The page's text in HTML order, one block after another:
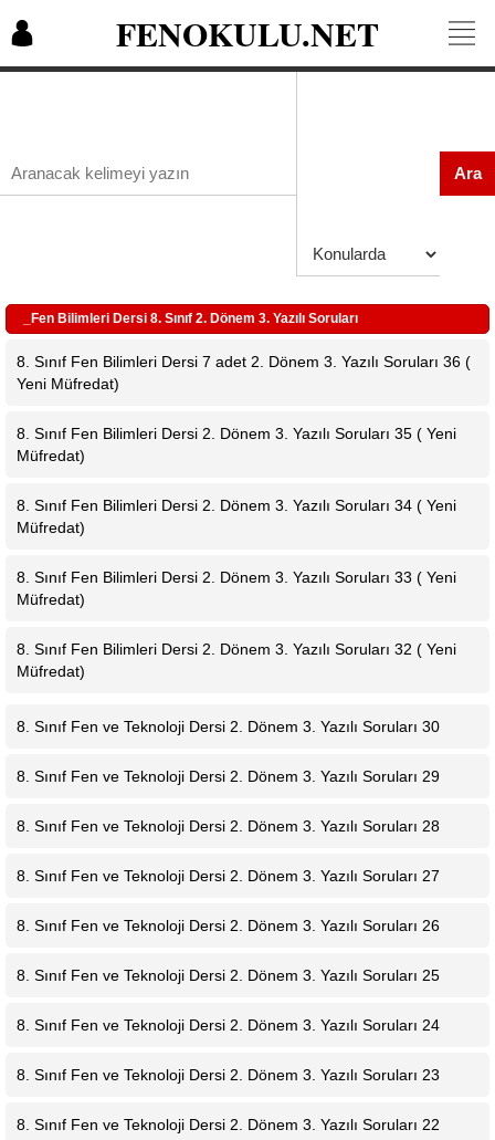
FENOKULU.NET
Ara
_Fen Bilimleri Dersi 8. Sınıf 2. Dönem 3. Yazılı Soruları
8. Sınıf Fen Bilimleri Dersi 7 adet 2. Dönem 3. Yazılı Soruları 36 (
Yeni Müfredat)
8. Sınıf Fen Bilimleri Dersi 2. Dönem 3. Yazılı Soruları 35 ( Yeni
Müfredat)
8. Sınıf Fen Bilimleri Dersi 2. Dönem 3. Yazılı Soruları 34 ( Yeni
Müfredat)
8. Sınıf Fen Bilimleri Dersi 2. Dönem 3. Yazılı Soruları 33 ( Yeni
Müfredat)
8. Sınıf Fen Bilimleri Dersi 2. Dönem 3. Yazılı Soruları 32 ( Yeni
Müfredat)
8. Sınıf Fen ve Teknoloji Dersi 2. Dönem 3. Yazılı Soruları 30
8. Sınıf Fen ve Teknoloji Dersi 2. Dönem 3. Yazılı Soruları 29
8. Sınıf Fen ve Teknoloji Dersi 2. Dönem 3. Yazılı Soruları 28
8. Sınıf Fen ve Teknoloji Dersi 2. Dönem 3. Yazılı Soruları 27
8. Sınıf Fen ve Teknoloji Dersi 2. Dönem 3. Yazılı Soruları 26
8. Sınıf Fen ve Teknoloji Dersi 2. Dönem 3. Yazılı Soruları 25
8. Sınıf Fen ve Teknoloji Dersi 2. Dönem 3. Yazılı Soruları 24
8. Sınıf Fen ve Teknoloji Dersi 2. Dönem 3. Yazılı Soruları 23
8. Sınıf Fen ve Teknoloji Dersi 2. Dönem 3. Yazılı Soruları 22